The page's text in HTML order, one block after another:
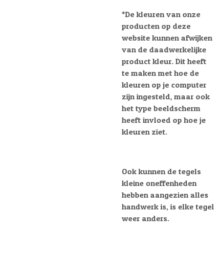
*De kleuren van onze
producten op deze
website kunnen afwijken
van de daadwerkelijke
product kleur. Dit heeft
te maken met hoe de
kleuren op je computer
zijn ingesteld, maar ook
het type beeldscherm
heeft invloed op hoe je
kleuren ziet.
Ook kunnen de tegels
kleine oneffenheden
hebben aangezien alles
handwerk is, is elke tegel
weer anders.